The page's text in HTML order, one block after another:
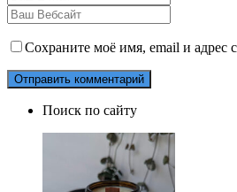
Сохраните моё имя, email и адрес
Поиск по сайту